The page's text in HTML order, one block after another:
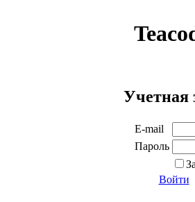
Учетная
E-mail
Пароль
Войти